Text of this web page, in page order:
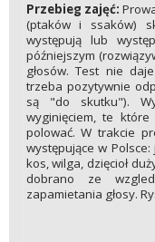
Przebieg zajęć:
(ptaków i ssaków)
występują lub
późniejszym
głosów. Test nie
trzeba pozytywnie
są "do skutku").
wyginięciem, te
polować. W trakcie
występujące w
kos, wilga, dzięcioł
dobrano ze
zapamietania głosy.